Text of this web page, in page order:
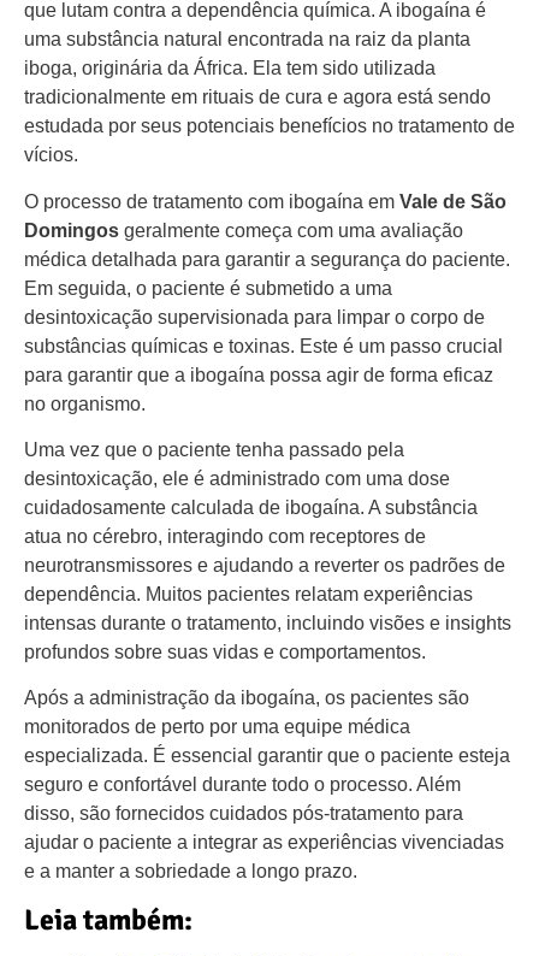
que lutam contra a dependência química. A ibogaína é
uma substância natural encontrada na raiz da planta
iboga, originária da África. Ela tem sido utilizada
tradicionalmente em rituais de cura e agora está sendo
estudada por seus potenciais benefícios no tratamento de
vícios.
O processo de tratamento com ibogaína em Vale de São
Domingos geralmente começa com uma avaliação
médica detalhada para garantir a segurança do paciente.
Em seguida, o paciente é submetido a uma
desintoxicação supervisionada para limpar o corpo de
substâncias químicas e toxinas. Este é um passo crucial
para garantir que a ibogaína possa agir de forma eficaz
no organismo.
Uma vez que o paciente tenha passado pela
desintoxicação, ele é administrado com uma dose
cuidadosamente calculada de ibogaína. A substância
atua no cérebro, interagindo com receptores de
neurotransmissores e ajudando a reverter os padrões de
dependência. Muitos pacientes relatam experiências
intensas durante o tratamento, incluindo visões e insights
profundos sobre suas vidas e comportamentos.
Após a administração da ibogaína, os pacientes são
monitorados de perto por uma equipe médica
especializada. É essencial garantir que o paciente esteja
seguro e confortável durante todo o processo. Além
disso, são fornecidos cuidados pós-tratamento para
ajudar o paciente a integrar as experiências vivenciadas
e a manter a sobriedade a longo prazo.
Leia também: